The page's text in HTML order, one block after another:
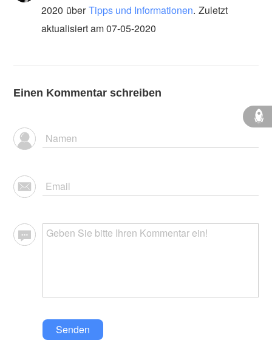
2020 über Tipps und Informationen. Zuletzt
aktualisiert am 07-05-2020
Einen Kommentar schreiben
Senden